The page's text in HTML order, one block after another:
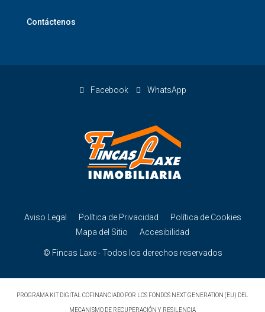
Contáctenos
Facebook WhatsApp
Aviso Legal Política de Privacidad
Política de Cookies
Mapa del Sitio
Accesibilidad
© Fincas Laxe - Todos los derechos reservados
PROGRAMA KIT DIGITAL COFINANCIADO POR LOS FONDOS NEXT GENERATION (EU) DEL
MECANISMO DE RECUPERACIÓN Y RESILENCIA